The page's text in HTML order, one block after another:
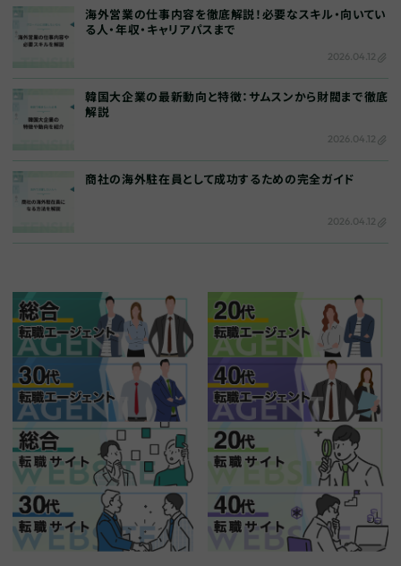
海外営業の仕事内容を徹底解説！必要なスキル・向いてい
る人・年収・キャリアパスまで
2026.04.12
韓国大企業の最新動向と特徴：サムスンから財閥まで徹底
解説
2026.04.12
商社の海外駐在員として成功するための完全ガイド
2026.04.12